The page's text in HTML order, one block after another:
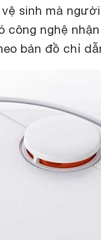
sinh mà
công nghệ
bản đồ chỉ